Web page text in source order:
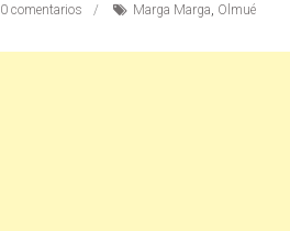
0 comentarios Marga Marga Olmué